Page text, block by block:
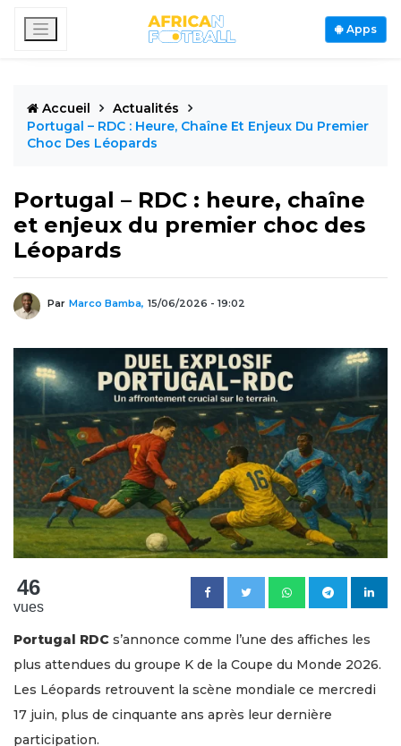
Apps
Accueil
Actualités
Portugal – RDC : Heure, Chaîne Et Enjeux Du Premier
Choc Des Léopards
Portugal – RDC : heure, chaîne
et enjeux du premier choc des
Léopards
Par Marco Bamba, 15/06/2026 - 19:02
46
vues
Portugal RDC s’annonce comme l’une des affiches les
plus attendues du groupe K de la Coupe du Monde 2026.
Les Léopards retrouvent la scène mondiale ce mercredi
17 juin, plus de cinquante ans après leur dernière
participation.